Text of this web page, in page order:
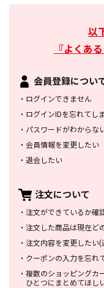
以
『よくあ
会員登録につい
・ ログインできません
・ ログインIDを忘れてし
・ パスワードがわからな
・ 会員情報を変更したい
・ 退会したい
注文について
・ 注文ができているか確
・ 注文した商品は現在ど
・ 注文内容を変更したい(
・ クーポンの入力を忘れ
・ 複数のショッピングカ
ひとつにまとめてほし